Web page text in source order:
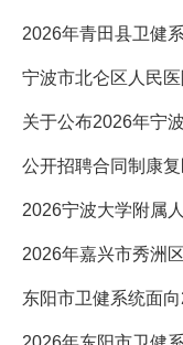
2026年青田县卫健
公开招聘合同制康